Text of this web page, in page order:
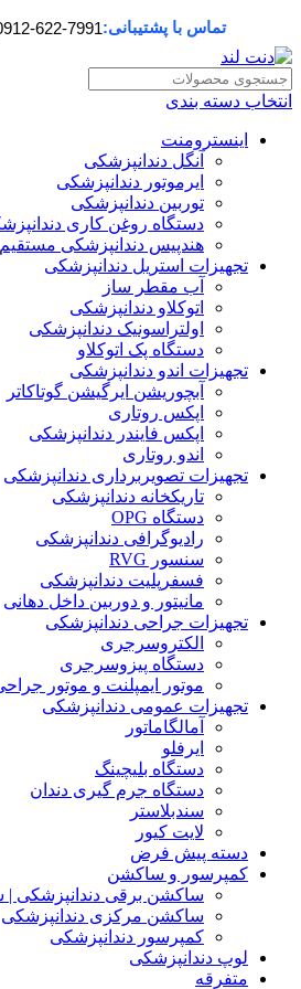
تماس با پشتیبانی:622-7991
انتخاب دسته بندی
اینسترومنت
آنگل دندانپزشکی
ایرموتور دندانپزشکی
توربین دندانپزشکی
دستگاه روغن کاری
هندپیس دندانپزشکی مستقیم
تجهیزات استریل دندانپزشکی
آب مقطر ساز
اتوکلاو دندانپزشکی
اولتراسونیک دندانپزشکی
دستگاه پک اتوکلاو
تجهیزات اندو دندانپزشکی
آبچوریشن ایرگیشن گوتاکاتر
اپکس روتاری
اپکس فایندر دندانپزشکی
اندو روتاری
تجهیزات تصویربرداری دندانپزشکی
تاریکخانه دندانپزشکی
دستگاه OPG
رادیوگرافی دندانپزشکی
سنسور RVG
فسفرپلیت دندانپزشکی
مانیتور و دوربین داخل دهانی
تجهیزات جراحی دندانپزشکی
الکتروسرجری
دستگاه پیزوسرجری
موتور ایمپلنت و موتور
تجهیزات عمومی دندانپزشکی
آمالگاماتور
ایرفلو
دستگاه بلیچینگ
دستگاه جرم گیری دندان
سندبلاستر
لایت کیور
دسته پیش فرض
کمپرسور و ساکشن
ساکشن برقی دندانپزشکی |
ساکشن مرکزی دندانپزشکی
کمپرسور دندانپزشکی
لوپ دندانپزشکی
متفرقه